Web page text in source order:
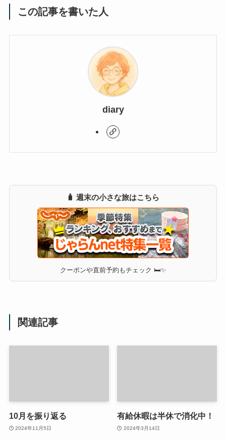
この記事を書いた人
diary
🧳 週末の小さな旅はこちら
クーポンや直前予約もチェック 🛏✨
関連記事
10月を振り返る
2024年11月5日
有給休暇は半休で消化中！
2024年3月14日